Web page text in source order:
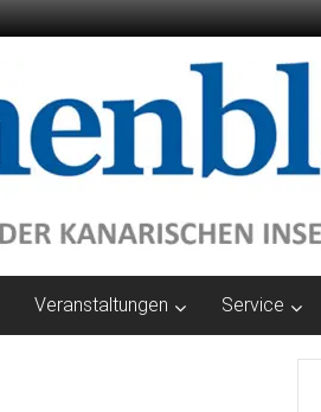
Veranstaltungen Service